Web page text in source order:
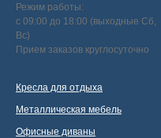
Режим работы:
с 09:00 до 18:00 (выходные Сб,
Вс)
Прием заказов круглосуточно
Кресла для отдыха
Металлическая мебель
Офисные диваны